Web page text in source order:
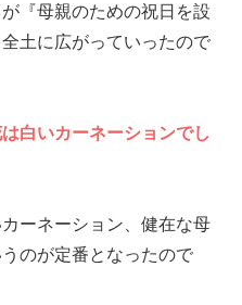
『母親のための祝日を設
土に広がっていったので
白いカーネーションでし
ーネーション、健在な母
のが定番となったので